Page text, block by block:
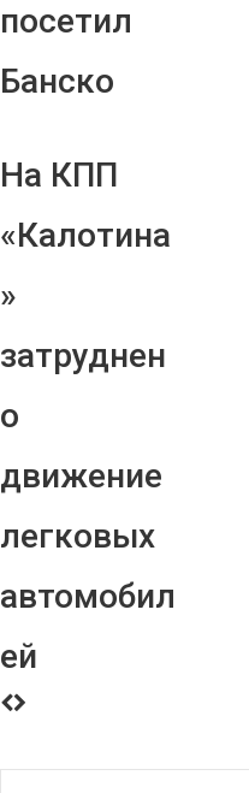
посетил
Банско
На КПП
«Калотина
»
затруднен
о
движение
легковых
автомобил
ей